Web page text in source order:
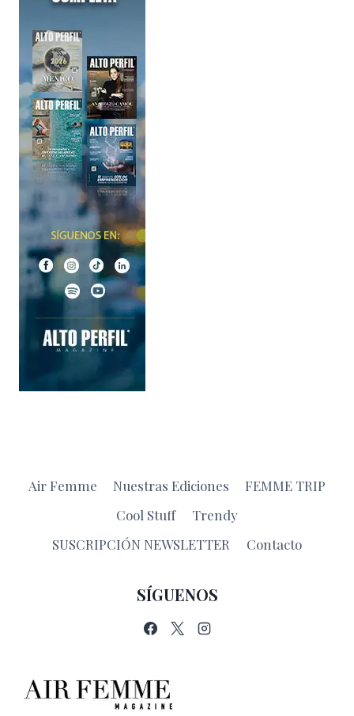
Air Femme Nuestras Ediciones
FEMME TRIP
Cool Stuff
Trendy
SUSCRIPCIÓN NEWSLETTER
Contacto
SÍGUENOS